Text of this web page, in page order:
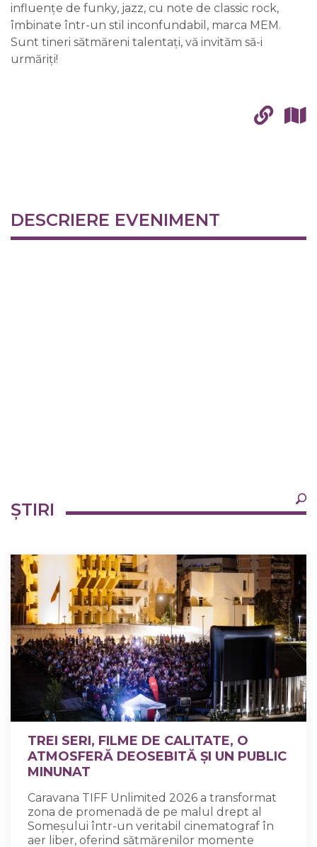
influențe de funky, jazz, cu note de classic rock,
îmbinate într-un stil inconfundabil, marca MEM.
Sunt tineri sătmăreni talentați, vă invităm să-i
urmăriți!
DESCRIERE EVENIMENT
Ultimele Oricând ×
ȘTIRI
TREI SERI, FILME DE CALITATE, O
ATMOSFERĂ DEOSEBITĂ ȘI UN PUBLIC
MINUNAT
Caravana TIFF Unlimited 2026 a transformat
zona de promenadă de pe malul drept al
Someșului într-un veritabil cinematograf în
aer liber, oferind sătmărenilor momente